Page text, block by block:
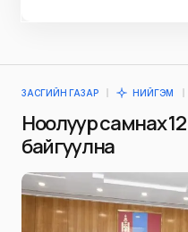
ЗАСГИЙН ГАЗАР НИЙГЭМ
Ноолуур самнах
байгуулна